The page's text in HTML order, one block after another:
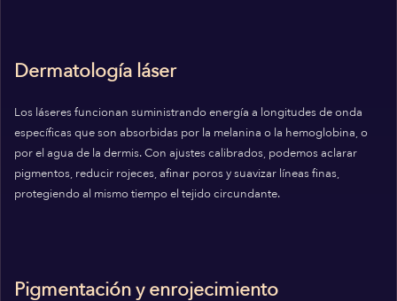
Dermatología láser
Los láseres funcionan suministrando energía a longitudes de onda
específicas que son absorbidas por la melanina o la hemoglobina, o
por el agua de la dermis. Con ajustes calibrados, podemos aclarar
pigmentos, reducir rojeces, afinar poros y suavizar líneas finas,
protegiendo al mismo tiempo el tejido circundante.
Pigmentación y enrojecimiento